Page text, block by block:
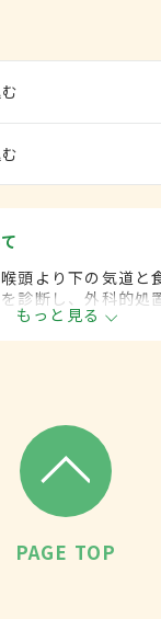
頭より下の気道と
診断し、外科的処
す。平成20年4月
れていました。
もっと見る
PAGE TOP